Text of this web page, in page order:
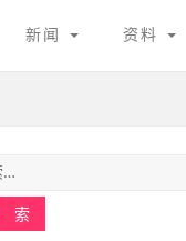
新闻 资料